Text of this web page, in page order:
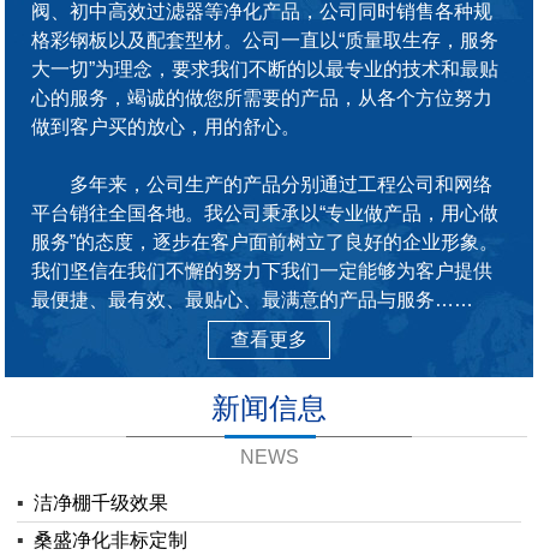
阀、初中高效过滤器等净化产品，公司同时销售各种规
格彩钢板以及配套型材。公司一直以“质量取生存，服务
大一切”为理念，要求我们不断的以最专业的技术和最贴
心的服务，竭诚的做您所需要的产品，从各个方位努力
做到客户买的放心，用的舒心。
多年来，公司生产的产品分别通过工程公司和网络
平台销往全国各地。我公司秉承以“专业做产品，用心做
服务”的态度，逐步在客户面前树立了良好的企业形象。
我们坚信在我们不懈的努力下我们一定能够为客户提供
最便捷、最有效、最贴心、最满意的产品与服务……
查看更多
新闻信息
NEWS
▪ 洁净棚千级效果
▪ 桑盛净化非标定制